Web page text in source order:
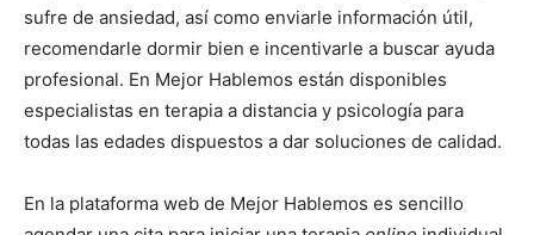
sufre de ansiedad, así como enviarle información útil,
recomendarle dormir bien e incentivarle a buscar ayuda
profesional. En Mejor Hablemos están disponibles
especialistas en terapia a distancia y psicología para
todas las edades dispuestos a dar soluciones de calidad.
En la plataforma web de Mejor Hablemos es sencillo